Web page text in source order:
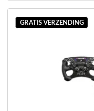
GRATIS VERZENDING